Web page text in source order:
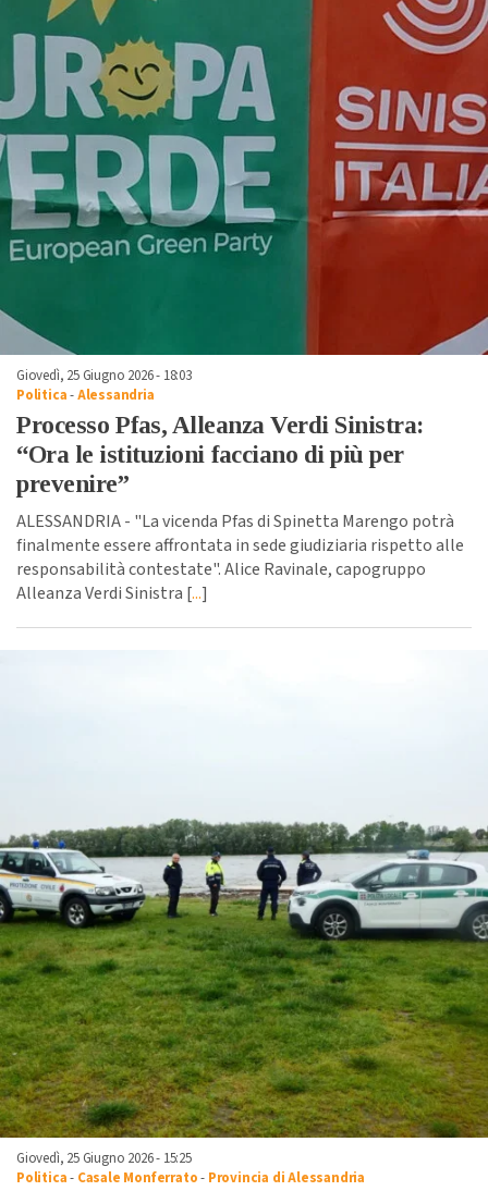
Giovedì, 25 Giugno 2026 - 18:03
Politica-Alessandria
Processo Pfas, Alleanza Verdi Sinistra:
“Ora le istituzioni facciano di più per
prevenire”
ALESSANDRIA - "La vicenda Pfas di Spinetta Marengo potrà
finalmente essere affrontata in sede giudiziaria rispetto alle
responsabilità contestate". Alice Ravinale, capogruppo
Alleanza Verdi Sinistra [...]
Giovedì, 25 Giugno 2026 - 15:25
Politica- Casale Monferrato- Provincia di Alessandria